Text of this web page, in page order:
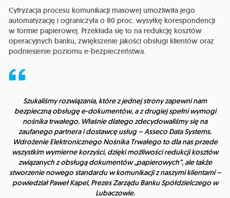
Cyfryzacja procesu komunikacji masowej umożliwiła jego
automatyzację i ograniczyła o 80 proc. wysyłkę korespondencji
w formie papierowej. Przekłada się to na redukcję kosztów
operacyjnych banku, zwiększenie jakości obsługi klientów oraz
podniesienie poziomu e-bezpieczeństwa.
Szukaliśmy rozwiązania, które z jednej strony zapewni nam
bezpieczną obsługę e-dokumentów, a z drugiej spełni wymogi
nośnika trwałego. Właśnie dlatego zdecydowaliśmy się na
zaufanego partnera i dostawcę usług – Asseco Data Systems.
Wdrożenie Elektronicznego Nośnika Trwałego to dla nas przede
wszystkim wymierne korzyści, dzięki możliwości redukcji kosztów
związanych z obsługą dokumentów „papierowych”, ale także
stworzenie nowego standardu w komunikacji z naszymi klientami–
powiedział Paweł Kapel, Prezes Zarządu Banku Spółdzielczego w
Lubaczowie.